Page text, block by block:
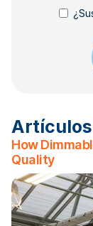
How
Quality